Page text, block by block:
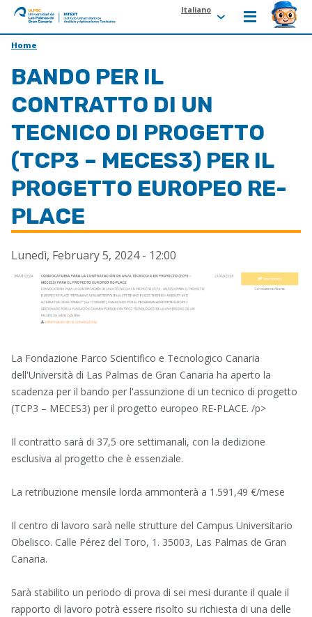
ULPGC
Ir
inicio
de
IATEXT
Italiano
Home
BANDO PER IL
CONTRATTO DI UN
TECNICO DI PROGETTO
(TCP3 – MECES3) PER IL
PROGETTO EUROPEO RE-
PLACE
Lunedì, February 5, 2024 - 12:00
La Fondazione Parco Scientifico e Tecnologico Canaria
dell'Università di Las Palmas de Gran Canaria ha aperto la
scadenza per il bando per l'assunzione di un tecnico di progetto
(TCP3 – MECES3) per il progetto europeo RE-PLACE. /p>
Il contratto sarà di 37,5 ore settimanali, con la dedizione
esclusiva al progetto che è essenziale.
La retribuzione mensile lorda ammonterà a 1.591,49 €/mese
Il centro di lavoro sarà nelle strutture del Campus Universitario
Obelisco. Calle Pérez del Toro, 1. 35003, Las Palmas de Gran
Canaria.
Sarà stabilito un periodo di prova di sei mesi durante il quale il
rapporto di lavoro potrà essere risolto su richiesta di una delle